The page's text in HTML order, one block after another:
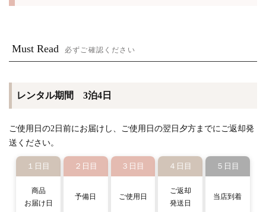
Must Read 必ずご確認ください
レンタル期間 3泊4日
ご使用日の2日前にお届けし、ご使用日の翌日夕方までにご返却発
送ください。
１日目
商品
お届け日
２日目
予備日
３日目
ご使用日
４日目
ご返却
発送日
５日目
当店到着